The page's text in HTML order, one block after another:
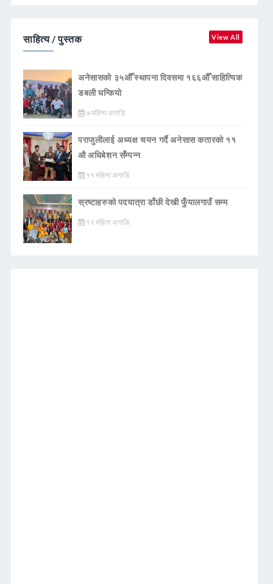
साहित्य / पुस्तक View All
अनेसासको ३५औँ स्थापना दिवसमा १६६औँ साहित्यिक
डबली घन्कियाे
७ महिना अगाडि
पराजुलीलाई अध्यक्ष चयन गर्दै अनेसास कतारको ११
औ अधिबेशन सँम्पन्न
११ महिना अगाडि
स्रष्टाहरुको पदयात्रा डाँछी देखी फुँयालगाउँ सम्म
१२ महिना अगाडि